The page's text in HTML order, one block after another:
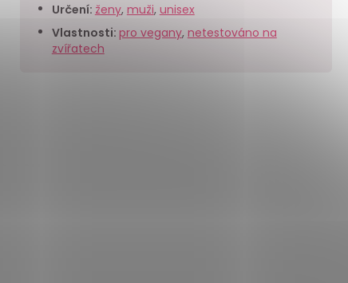
Určení: ženy, muži, unisex
Vlastnosti: pro vegany, netestováno na
zvířatech